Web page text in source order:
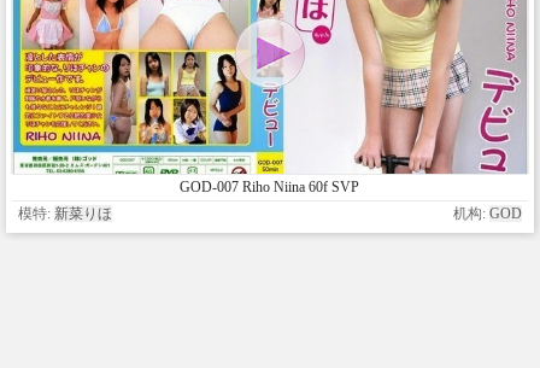
GOD-007 Riho Niina 60f SVP
模特: 新菜りほ 机构: GOD